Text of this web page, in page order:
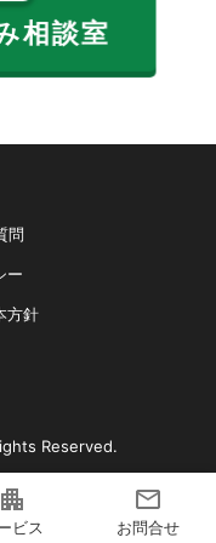
相談室
問
ー
方針
Reserved.
ビス お問合せ